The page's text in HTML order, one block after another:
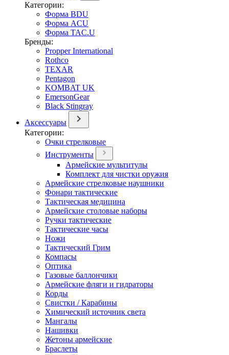
Категории:
Форма BDU
Форма ACU
Форма TAC.U
Бренды:
Propper International
Rothco
TEXAR
Pentagon
KOMBAT UK
EmersonGear
Black Stingray
Аксессуары
Категории:
Очки стрелковые
Инструменты
Армейские мультитулы
Комплект для чистки оружия
Армейские стрелковые наушники
Фонари тактические
Тактическая медицина
Армейские столовые наборы
Ручки тактические
Тактические часы
Ножи
Тактический Грим
Компасы
Оптика
Газовые баллончики
Армейские фляги и гидраторы
Корды
Свистки / Карабины
Химический источник света
Мангалы
Нашивки
Жетоны армейские
Браслеты